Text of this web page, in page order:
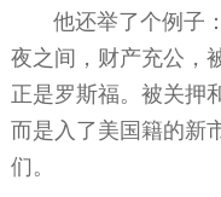
他还举了个例子：
夜之间，财产充公，
正是罗斯福。被关押
而是入了美国籍的新
们。